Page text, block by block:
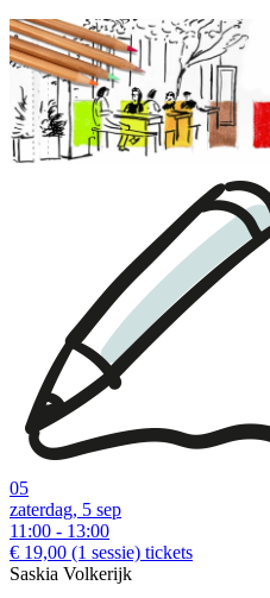
05
zaterdag, 5 sep
11:00 - 13:00
€ 19,00 (1 sessie) tickets
Saskia Volkerijk